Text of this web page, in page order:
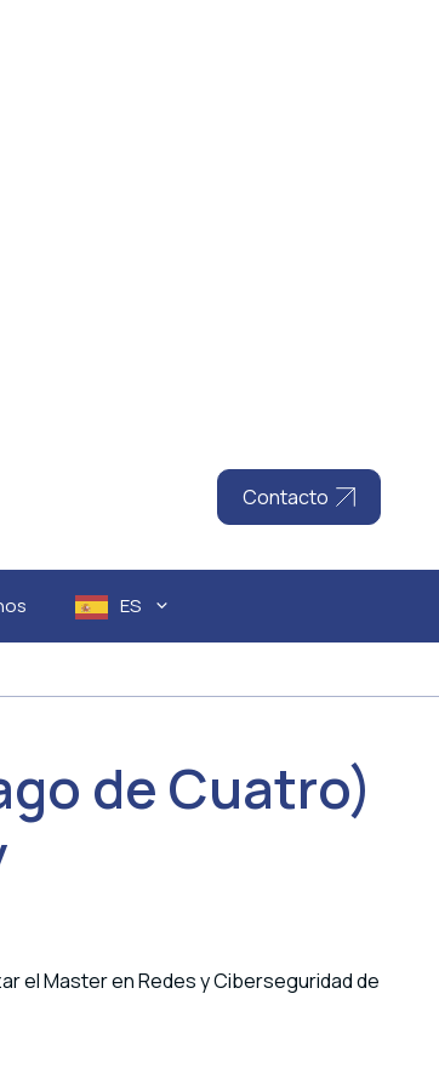
Contacto
ES
de Cuatro)
el Master en Redes y Ciberseguridad de